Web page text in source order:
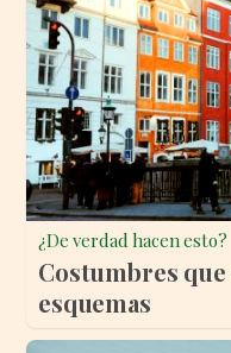
¿De verdad hacen esto?
Costumbres
esquemas